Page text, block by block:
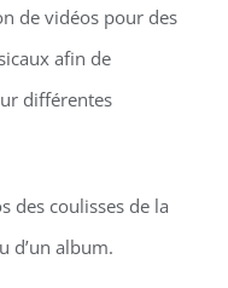
de vidéos pour des
afin de
différentes
des coulisses de la
d’un album.